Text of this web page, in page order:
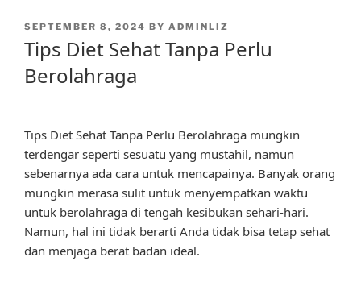
POSTED
ON
SEPTEMBER 8, 2024 BY ADMINLIZ
Tips Diet Sehat Tanpa Perlu
Berolahraga
Tips Diet Sehat Tanpa Perlu Berolahraga mungkin
terdengar seperti sesuatu yang mustahil, namun
sebenarnya ada cara untuk mencapainya. Banyak orang
mungkin merasa sulit untuk menyempatkan waktu
untuk berolahraga di tengah kesibukan sehari-hari.
Namun, hal ini tidak berarti Anda tidak bisa tetap sehat
dan menjaga berat badan ideal.